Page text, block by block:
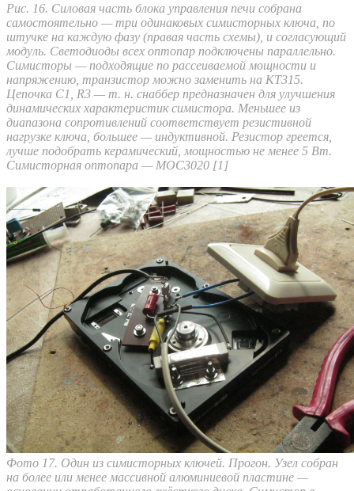
Рис. 16. Силовая часть блока управления печи собрана
самостоятельно — три одинаковых симисторных ключа, по
штучке на каждую фазу (правая часть схемы), и согласующий
модуль. Светодиоды всех оптопар подключены параллельно.
Симисторы — подходящие по рассеиваемой мощности и
напряжению, транзистор можно заменить на КТ315.
Цепочка С1, R3 — т. н. снаббер предназначен для улучшения
динамических характеристик симистора. Меньшее из
диапазона сопротивлений соответствует резистивной
нагрузке ключа, большее — индуктивной. Резистор греется,
лучше подобрать керамический, мощностью не менее 5 Вт.
Cимисторная оптопара — МОС3020 [1]
Фото 17. Один из симисторных ключей. Прогон. Узел собран
на более или менее массивной алюминиевой пластине —